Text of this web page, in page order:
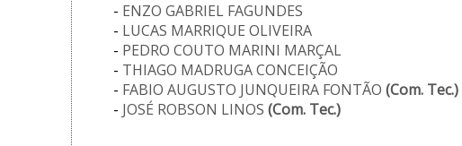
- ENZO GABRIEL FAGUNDES
- LUCAS MARRIQUE OLIVEIRA
- PEDRO COUTO MARINI MARÇAL
- THIAGO MADRUGA CONCEIÇÃO
- FABIO AUGUSTO JUNQUEIRA FONTÃO (Com. Tec.)
- JOSÉ ROBSON LINOS (Com. Tec.)